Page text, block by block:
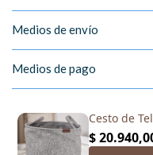
Medios de envío
Medios de pago